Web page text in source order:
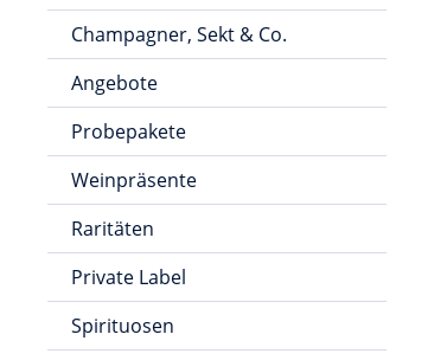
Champagner, Sekt & Co.
Angebote
Probepakete
Weinpräsente
Raritäten
Private Label
Spirituosen